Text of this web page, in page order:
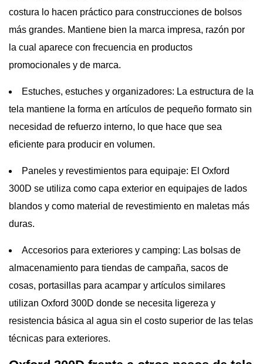
costura lo hacen práctico para construcciones de bolsos
más grandes. Mantiene bien la marca impresa, razón por
la cual aparece con frecuencia en productos
promocionales y de marca.
Estuches, estuches y organizadores: La estructura de la
tela mantiene la forma en artículos de pequeño formato sin
necesidad de refuerzo interno, lo que hace que sea
eficiente para producir en volumen.
Paneles y revestimientos para equipaje: El Oxford
300D se utiliza como capa exterior en equipajes de lados
blandos y como material de revestimiento en maletas más
duras.
Accesorios para exteriores y camping: Las bolsas de
almacenamiento para tiendas de campaña, sacos de
cosas, portasillas para acampar y artículos similares
utilizan Oxford 300D donde se necesita ligereza y
resistencia básica al agua sin el costo superior de las telas
técnicas para exteriores.